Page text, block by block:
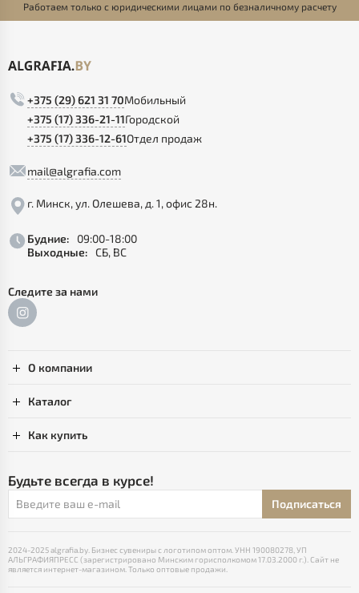
Работаем только с юридическими лицами по безналичному расчету
+375 (29) 621 31 70Мобильный
+375 (17) 336-21-11Городской
+375 (17) 336-12-61Отдел продаж
mail@algrafia.com
г. Минск, ул. Олешева, д. 1, офис 28н.
Будние:
09:00-18:00
Выходные: СБ, ВС
Следите за нами
О компании
Каталог
Как купить
Будьте всегда в курсе!
Подписаться
2024-2025 algrafia.by. Бизнес сувениры с логотипом оптом. УНН 190080278, УП
АЛЬГРАФИЯПРЕСС (зарегистрировано Минским горисполкомом 17.03.2000 г.). Сайт не
является интернет-магазином. Только оптовые продажи.